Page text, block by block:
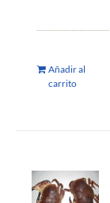
Añadir al
carrito